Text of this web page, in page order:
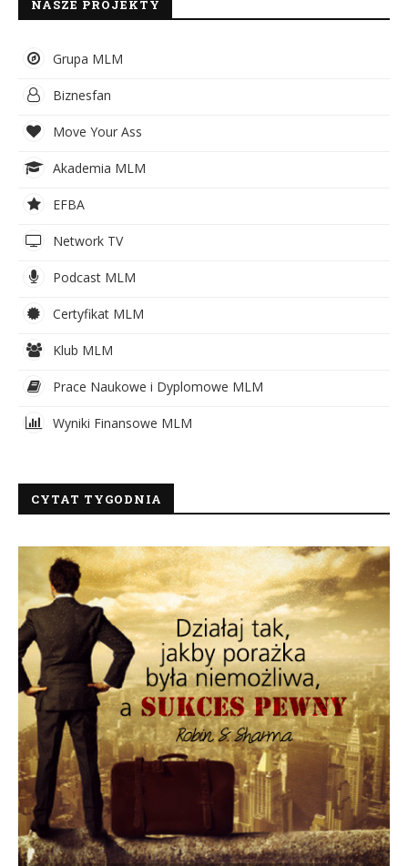
NASZE PROJEKTY
Grupa MLM
Biznesfan
Move Your Ass
Akademia MLM
EFBA
Network TV
Podcast MLM
Certyfikat MLM
Klub MLM
Prace Naukowe i Dyplomowe MLM
Wyniki Finansowe MLM
CYTAT TYGODNIA